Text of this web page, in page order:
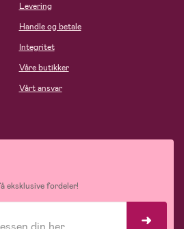
Levering
Handle og betale
Integritet
Våre butikker
Vårt ansvar
eksklusive fordeler!